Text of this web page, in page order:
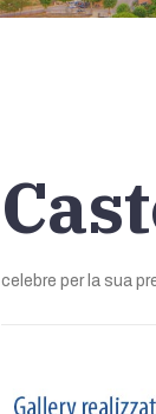
celebre per la sua